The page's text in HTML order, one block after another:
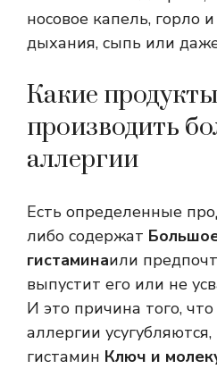
носовое капель, горло
дыхания, сыпь или
Какие
производить
аллергии
Есть определенные
либо содержат
гистаминаили
выпустит его или не
И это причина того,
аллергии
гистамин Ключ и